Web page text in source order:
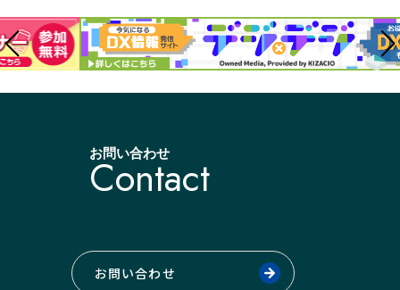
お問い合わせ
Contact
お問い合わせ